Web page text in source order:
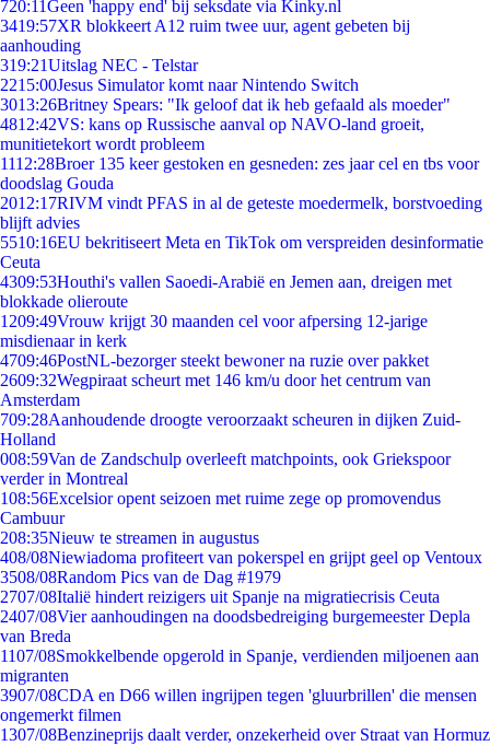
720:11Geen 'happy end' bij seksdate via Kinky.nl
3419:57XR blokkeert A12 ruim twee uur, agent gebeten bij
aanhouding
319:21Uitslag NEC - Telstar
2215:00Jesus Simulator komt naar Nintendo Switch
3013:26Britney Spears: "Ik geloof dat ik heb gefaald als moeder"
4812:42VS: kans op Russische aanval op NAVO-land groeit,
munitietekort wordt probleem
1112:28Broer 135 keer gestoken en gesneden: zes jaar cel en tbs voor
doodslag Gouda
2012:17RIVM vindt PFAS in al de geteste moedermelk, borstvoeding
blijft advies
5510:16EU bekritiseert Meta en TikTok om verspreiden desinformatie
Ceuta
4309:53Houthi's vallen Saoedi-Arabië en Jemen aan, dreigen met
blokkade olieroute
1209:49Vrouw krijgt 30 maanden cel voor afpersing 12-jarige
misdienaar in kerk
4709:46PostNL-bezorger steekt bewoner na ruzie over pakket
2609:32Wegpiraat scheurt met 146 km/u door het centrum van
Amsterdam
709:28Aanhoudende droogte veroorzaakt scheuren in dijken Zuid-
Holland
008:59Van de Zandschulp overleeft matchpoints, ook Griekspoor
verder in Montreal
108:56Excelsior opent seizoen met ruime zege op promovendus
Cambuur
208:35Nieuw te streamen in augustus
408/08Niewiadoma profiteert van pokerspel en grijpt geel op Ventoux
3508/08Random Pics van de Dag #1979
2707/08Italië hindert reizigers uit Spanje na migratiecrisis Ceuta
2407/08Vier aanhoudingen na doodsbedreiging burgemeester Depla
van Breda
1107/08Smokkelbende opgerold in Spanje, verdienden miljoenen aan
migranten
3907/08CDA en D66 willen ingrijpen tegen 'gluurbrillen' die mensen
ongemerkt filmen
1307/08Benzineprijs daalt verder, onzekerheid over Straat van Hormuz